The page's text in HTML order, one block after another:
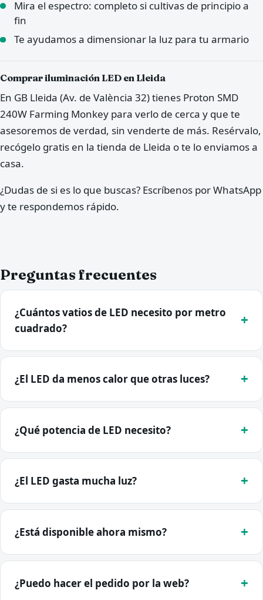
Mira el espectro: completo si cultivas de principio a
fin
Te ayudamos a dimensionar la luz para tu armario
Comprar iluminación LED en Lleida
En GB Lleida (Av. de València 32) tienes Proton SMD
240W Farming Monkey para verlo de cerca y que te
asesoremos de verdad, sin venderte de más. Resérvalo,
recógelo gratis en la tienda de Lleida o te lo enviamos a
casa.
¿Dudas de si es lo que buscas? Escríbenos por WhatsApp
y te respondemos rápido.
Preguntas frecuentes
¿Cuántos vatios de LED necesito por metro
cuadrado?
¿El LED da menos calor que otras luces?
¿Qué potencia de LED necesito?
¿El LED gasta mucha luz?
¿Está disponible ahora mismo?
¿Puedo hacer el pedido por la web?